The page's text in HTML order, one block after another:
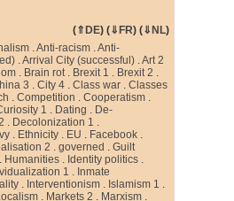
(⇑DE) (⇓FR) (⇓NL)
.Anti-racism .Anti-
.Arrival City (successful) .Art 2
. Brain rot. Brexit 1 . Brexit 2 .
3 .City 4 .Class war .Classes
.Competition .Cooperatism .
1 . Dating . De-
. Decolonization 1 .
. Ethnicity . EU . Facebook .
2 .governed .Guilt
. Humanities . Identity politics .
1 . Inmate
. Interventionism . Islamism 1 .
. Markets 2 . Marxism .